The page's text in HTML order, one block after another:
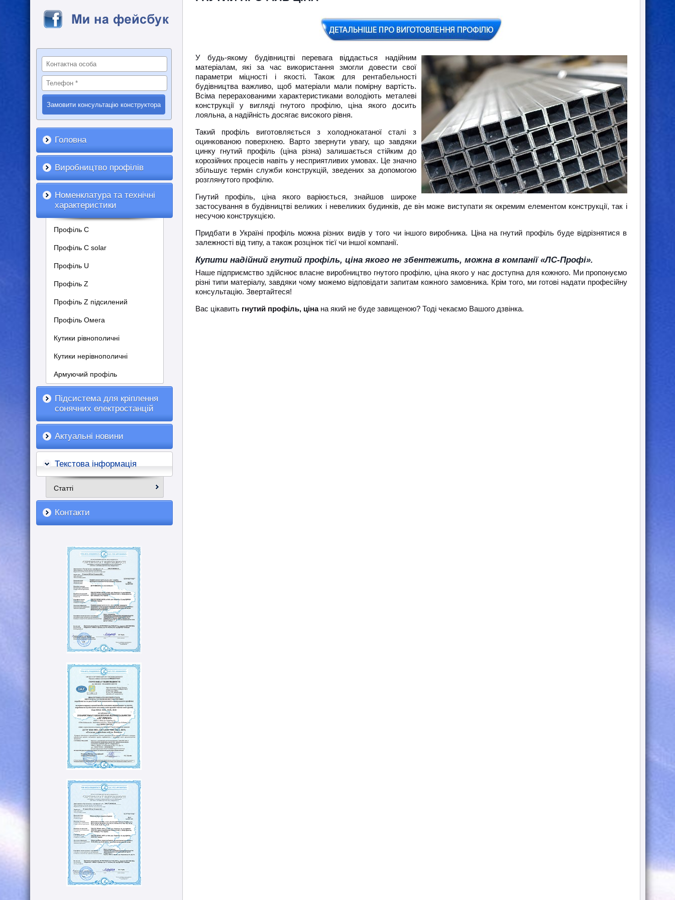
Головна
Виробництво профілів
Номенклатура та технічні
характеристики
Профіль С
Профіль C solar
Профіль U
Профіль Z
Профіль Z підсилений
Профіль Омега
Кутики рівнополичні
Кутики нерівнополичні
Армуючий профіль
Підсистема для кріплення
сонячних електростанцій
Актуальні новини
Текстова інформація
Статті
Контакти
У будь-якому будівництві перевага віддається надійним
матеріалам, які за час використання змогли довести свої
параметри міцності і якості. Також для рентабельності
будівництва важливо, щоб матеріали мали помірну вартість.
Всіма перерахованими характеристиками володіють металеві
конструкції у вигляді гнутого профілю, ціна якого досить
лояльна, а надійність досягає високого рівня.
Такий профіль виготовляється з холоднокатаної сталі з
оцинкованою поверхнею. Варто звернути увагу, що завдяки
цинку гнутий профіль (ціна різна) залишається стійким до
корозійних процесів навіть у несприятливих умовах. Це значно
збільшує термін служби конструкцій, зведених за допомогою
розглянутого профілю.
Гнутий профіль, ціна якого варіюється, знайшов широке
застосування в будівництві великих і невеликих будинків, де він може виступати як окремим елементом конструкції, так і
несучою конструкцією.
Придбати в Україні профіль можна різних видів у того чи іншого виробника. Ціна на гнутий профіль буде відрізнятися в
залежності від типу, а також розцінок тієї чи іншої компанії.
Купити надійний гнутий профіль, ціна якого не збентежить, можна в компанії «ЛС-Профі».
Наше підприємство здійснює власне виробництво гнутого профілю, ціна якого у нас доступна для кожного. Ми пропонуємо
різні типи матеріалу, завдяки чому можемо відповідати запитам кожного замовника. Крім того, ми готові надати професійну
консультацію. Звертайтеся!
Вас цікавить гнутий профіль, цінана який не буде завищеною? Тоді чекаємо Вашого дзвінка.